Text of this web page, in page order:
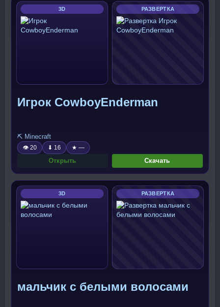
3D РАЗВЕРТКА
Игрок CowboyEnderman
⛏️ Minecraft
👁 20 ⬇ 16 ★ —
Открыть Скачать
3D РАЗВЕРТКА
мальчик с белыми волосами